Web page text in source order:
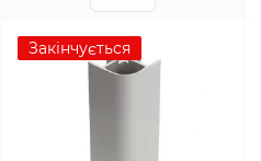
Закінчується